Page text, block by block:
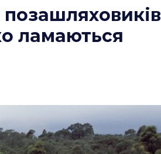
ламаються